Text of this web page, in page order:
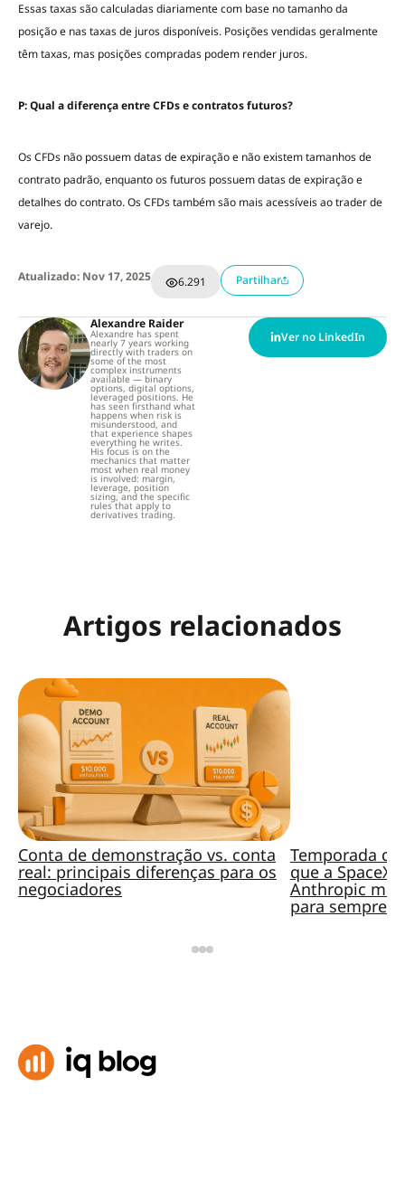
Essas taxas são calculadas diariamente com base no tamanho da
posição e nas taxas de juros disponíveis. Posições vendidas geralmente
têm taxas, mas posições compradas podem render juros.
P: Qual a diferença entre CFDs e contratos futuros?
Os CFDs não possuem datas de expiração e não existem tamanhos de
contrato padrão, enquanto os futuros possuem datas de expiração e
detalhes do contrato. Os CFDs também são mais acessíveis ao trader de
varejo.
Atualizado: Nov 17, 2025 6.291 Partilhar
Alexandre Raider
Alexandre has spent
nearly 7 years working
directly with traders on
some of the most
complex instruments
available — binary
options, digital options,
leveraged positions. He
has seen firsthand what
happens when risk is
misunderstood, and
that experience shapes
everything he writes.
His focus is on the
mechanics that matter
most when real money
is involved: margin,
leverage, position
sizing, and the specific
rules that apply to
derivatives trading.
Ver no LinkedIn
Artigos relacionados
Conta de demonstração vs. conta
real: principais diferenças para os
negociadores
Temporada
que a SpaceX,
Anthropic
para sempre?